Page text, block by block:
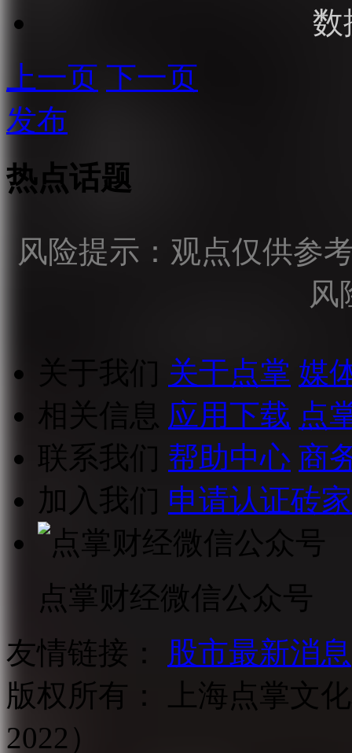
数
上一页 下一页
发布
热点话题
风险提示：观点仅供参
风
关于我们 关于点掌 媒
相关信息
应用下载 点
联系我们 帮助中心 商
加入我们 申请认证砖家
点掌财经微信公众号
友情链接：
股市最新消息
版权所有：
上海点掌文
2022）